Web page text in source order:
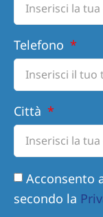
Telefono
Città
Acconsento
secondo la